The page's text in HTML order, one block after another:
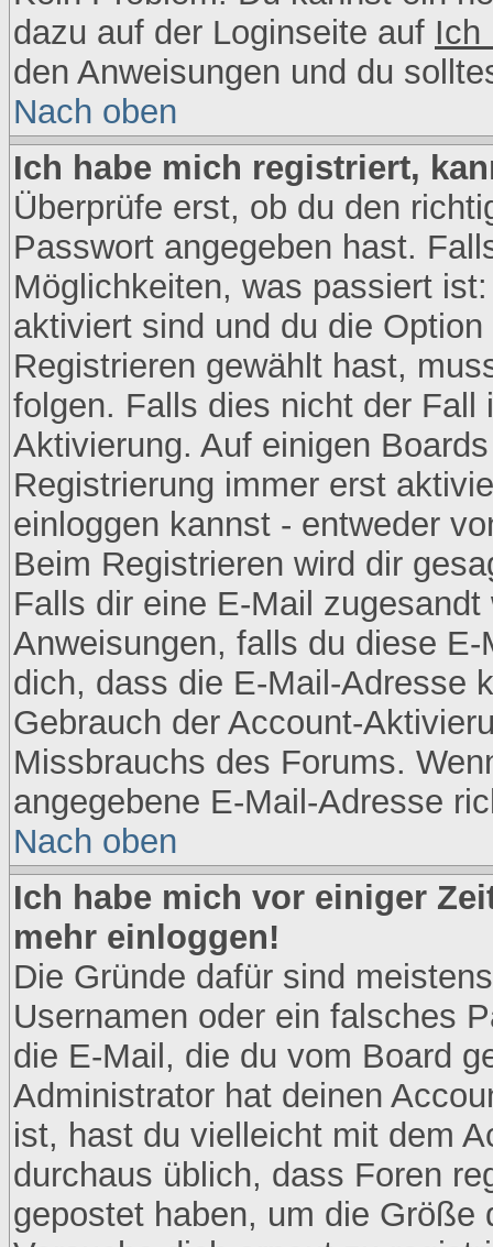
dazu auf der Loginseite auf Ich
den Anweisungen und du
Nach oben
Ich habe mich registriert,
Überprüfe erst, ob du den
Passwort angegeben hast.
Möglichkeiten, was passiert
aktiviert sind und du die Option
Registrieren gewählt hast,
folgen. Falls dies nicht der
Aktivierung. Auf einigen
Registrierung immer erst
einloggen kannst - entweder
Beim Registrieren wird dir
Falls dir eine E-Mail
Anweisungen, falls du diese
dich, dass die E-Mail-Adresse
Gebrauch der Account-
Missbrauchs des Forums.
angegebene E-Mail-Adresse
Nach oben
Ich habe mich vor einiger
mehr einloggen!
Die Gründe dafür sind
Usernamen oder ein falsches
die E-Mail, die du vom Board
Administrator hat deinen
ist, hast du vielleicht mit dem
durchaus üblich, dass Foren
gepostet haben, um die Größe